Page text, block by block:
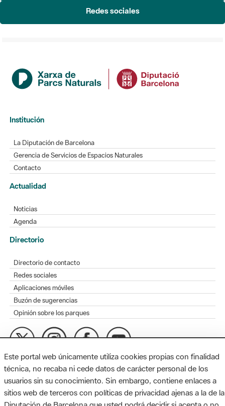
Redes sociales
Institución
La Diputación de Barcelona
Gerencia de Servicios de Espacios Naturales
Contacto
Actualidad
Noticias
Agenda
Directorio
Directorio de contacto
Redes sociales
Aplicaciones móviles
Buzón de sugerencias
Opinión sobre los parques
MAPA WEB AVISO LEGAL ACCESIBILIDAD
Diputación de Barcelona. Edifici Llacuna, 1a planta. Badajoz, 49.
08005 Barcelona. Tel. 934 022 428 / xarxaparcs@diba.cat
Este portal web únicamente utiliza cookies propias con finalidad
técnica, no recaba ni cede datos de carácter personal de los
usuarios sin su conocimiento. Sin embargo, contiene enlaces a
sitios web de terceros con políticas de privacidad ajenas a la de la